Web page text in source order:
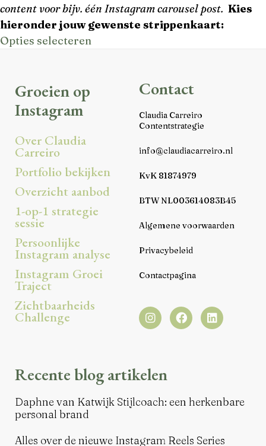
content voor bijv. één Instagram carousel post. Kies
hieronder jouw gewenste strippenkaart:
Opties selecteren
Groeien op
Instagram
Over Claudia
Carreiro
Portfolio bekijken
Overzicht aanbod
1-op-1 strategie
sessie
Persoonlijke
Instagram analyse
Instagram Groei
Traject
Zichtbaarheids
Challenge
Contact
Claudia Carreiro
Contentstrategie
info@claudiacarreiro.nl
KvK 81874979
BTW NL003614083B45
Algemene voorwaarden
Privacybeleid
Contactpagina
Recente blog artikelen
Daphne van Katwijk Stijlcoach: een herkenbare
personal brand
Alles over de nieuwe Instagram Reels Series